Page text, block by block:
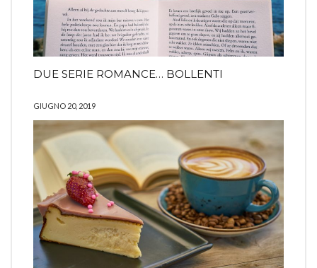
DUE SERIE ROMANCE… BOLLENTI
GIUGNO 20, 2019